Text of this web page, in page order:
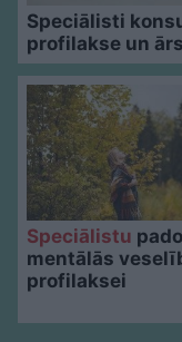
Speciālisti
profilakse un
Speciālistu
mentālās
profilaksei